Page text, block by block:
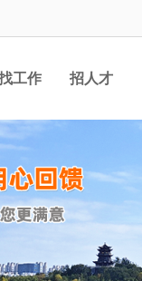
工作 招人才